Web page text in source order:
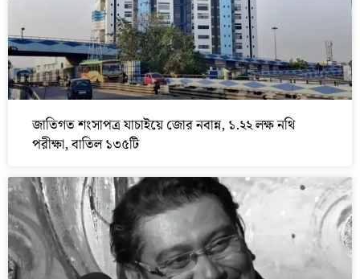
জাতিগত শংসাপত্র যাচাইয়ে জোর নবান্ন, ১.২২ লক্ষ নথি
পরীক্ষা, বাতিল ১৩৫টি